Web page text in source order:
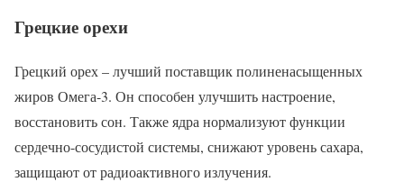
Грецкие орехи
Грецкий орех – лучший поставщик полиненасыщенных
жиров Омега-3. Он способен улучшить настроение,
восстановить сон. Также ядра нормализуют функции
сердечно-сосудистой системы, снижают уровень сахара,
защищают от радиоактивного излучения.